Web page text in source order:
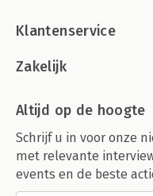
Klantenservice
Zakelijk
Altijd op de hoogte
Schrijf u in voor onze
met relevante
events en de beste